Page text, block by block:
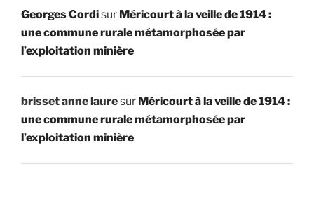
Georges Cordisur Méricourt à la veille de 1914 :
une commune rurale métamorphosée par
l’exploitation minière
brisset anne lauresur Méricourt à la veille de 1914 :
une commune rurale métamorphosée par
l’exploitation minière